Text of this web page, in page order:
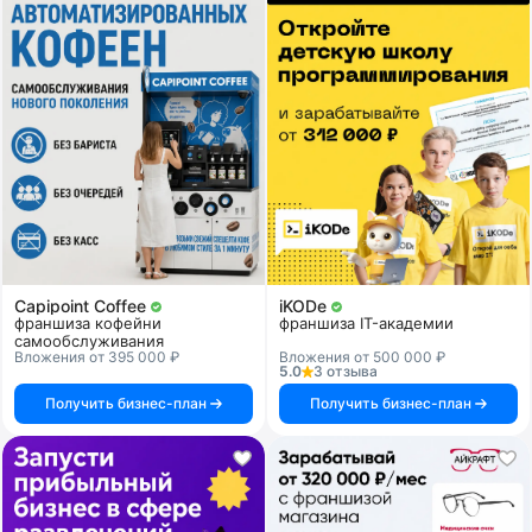
Capipoint Coffee
франшиза кофейни
самообслуживания
Вложения от 395 000 ₽
Получить бизнес-план
iKODe
франшиза IT-академии
Вложения от 500 000 ₽
5.0
3 отзыва
Получить бизнес-план